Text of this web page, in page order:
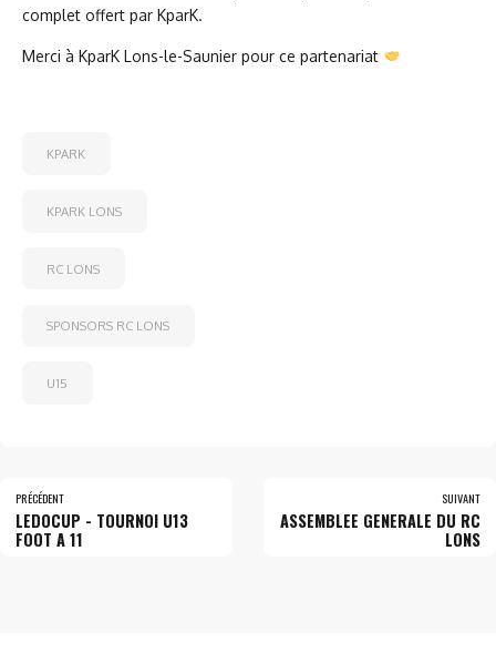
complet offert par KparK.
Merci à KparK Lons-le-Saunier pour ce partenariat
KPARK
KPARK LONS
RC LONS
SPONSORS RC LONS
U15
PRÉCÉDENT
LEDOCUP - TOURNOI U13
FOOT A 11
SUIVANT
ASSEMBLEE GENERALE DU RC
LONS